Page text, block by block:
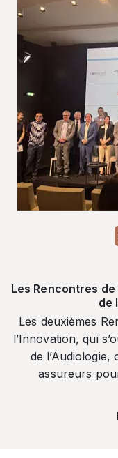
Les Rencontres de
de
Les deuxièmes
l’Innovation, qui
de
assureurs